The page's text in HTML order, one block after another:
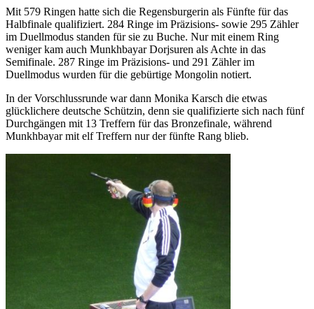
Mit 579 Ringen hatte sich die Regensburgerin als Fünfte für das
Halbfinale qualifiziert. 284 Ringe im Präzisions- sowie 295 Zähler
im Duellmodus standen für sie zu Buche. Nur mit einem Ring
weniger kam auch Munkhbayar Dorjsuren als Achte in das
Semifinale. 287 Ringe im Präzisions- und 291 Zähler im
Duellmodus wurden für die gebürtige Mongolin notiert.
In der Vorschlussrunde war dann Monika Karsch die etwas
glücklichere deutsche Schützin, denn sie qualifizierte sich nach fünf
Durchgängen mit 13 Treffern für das Bronzefinale, während
Munkhbayar mit elf Treffern nur der fünfte Rang blieb.